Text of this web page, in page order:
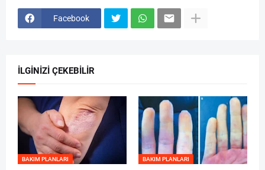
Facebook
İLGİNİZİ ÇEKEBİLİR
BAKIM PLANLARI BAKIM PLANLARI